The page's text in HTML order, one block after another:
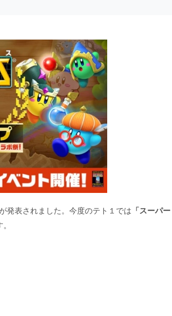
発表されました。今度のテト１では 「スーパー